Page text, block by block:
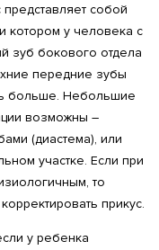
собой
котором у человека с
зуб бокового отдела
передние зубы
больше. Небольшие
возможны –
(диастема), или
участке. Если при
то
прикус.
у ребенка